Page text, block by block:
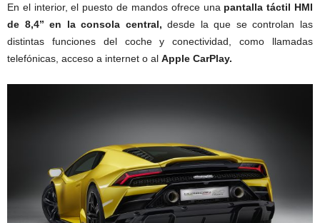
En el interior, el puesto de mandos ofrece una pantalla táctil HMI
de 8,4” en la consola central, desde la que se controlan las
distintas funciones del coche y conectividad, como llamadas
telefónicas, acceso a internet o al Apple CarPlay.